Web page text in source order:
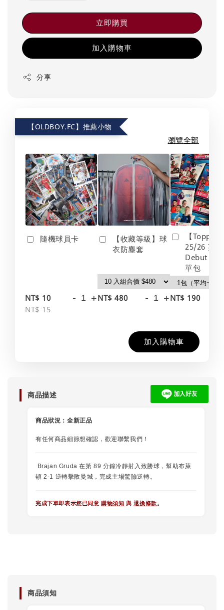
立即購買
加入購物車
分享
【OLDBOY.FC】推薦小物
瀏覽全部
隨機球員卡
NT$ 10
NT$ 15
- +
【收藏等級】球
衣防塵套
NT$ 480 - +
【Topps】
25/26 英
Debut
單包
NT$ 190
加入購物車
商品描述
商品狀況： 全新正品
有任何商品細節想確認，歡迎聯繫我們！
Brajan Gruda 在第 89 分鐘冷靜射入致勝球，幫助布萊
頓 2-1 逆轉擊敗曼城，完成主場驚險逆轉。
完成下單即表示您已同意 購物須知 與退換條款。
商品須知